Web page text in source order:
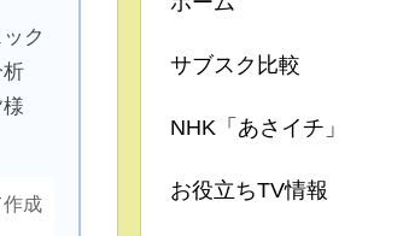
ク
成
サブスク比較
NHK「あさイチ」
お役立ちTV情報